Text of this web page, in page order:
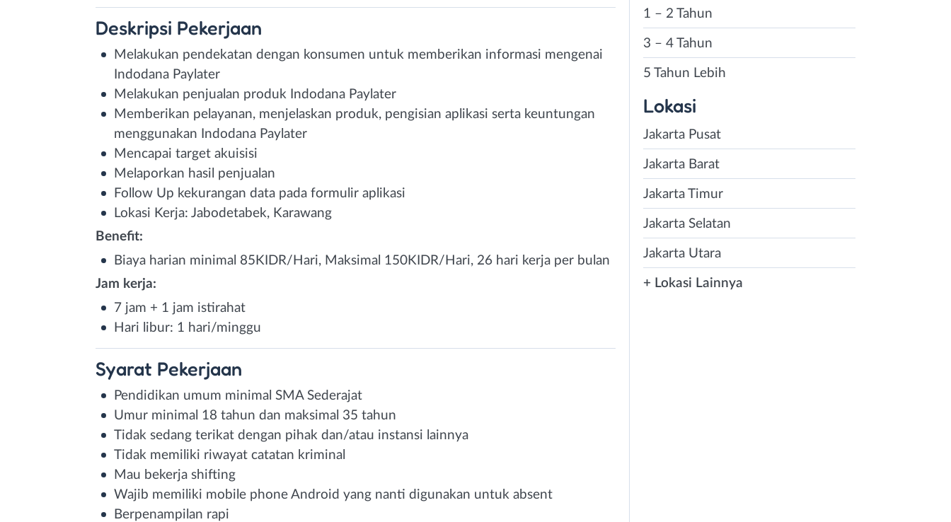
Deskripsi Pekerjaan
Melakukan pendekatan dengan konsumen untuk memberikan informasi mengenai
Indodana Paylater
Melakukan penjualan produk Indodana Paylater
Memberikan pelayanan, menjelaskan produk, pengisian aplikasi serta keuntungan
menggunakan Indodana Paylater
Mencapai target akuisisi
Melaporkan hasil penjualan
Follow Up kekurangan data pada formulir aplikasi
Lokasi Kerja: Jabodetabek, Karawang
Benefit:
Biaya harian minimal 85KIDR/Hari, Maksimal 150KIDR/Hari, 26 hari kerja per bulan
Jam kerja:
7 jam + 1 jam istirahat
Hari libur: 1 hari/minggu
Syarat Pekerjaan
Pendidikan umum minimal SMA Sederajat
Umur minimal 18 tahun dan maksimal 35 tahun
Tidak sedang terikat dengan pihak dan/atau instansi lainnya
Tidak memiliki riwayat catatan kriminal
Mau bekerja shifting
Wajib memiliki mobile phone Android yang nanti digunakan untuk absent
Berpenampilan rapi
1 – 2 Tahun
3 – 4 Tahun
5 Tahun Lebih
Lokasi
Jakarta Pusat
Jakarta Barat
Jakarta Timur
Jakarta Selatan
Jakarta Utara
+ Lokasi Lainnya